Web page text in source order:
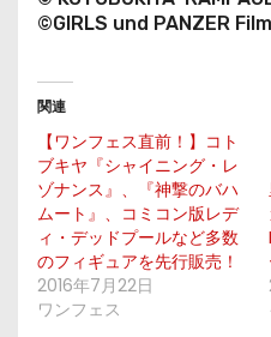
©GIRLS und PANZER
関連
【ワンフェス直前！】コト
ブキヤ『シャイニング・レ
ゾナンス』、『神撃のバハ
ムート』、コミコン版レデ
ィ・デッドプールなど多数
のフィギュアを先行販売！
2016年7月22日
ワンフェス